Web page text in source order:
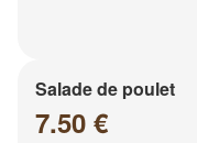
Salade de poulet
7.50 €